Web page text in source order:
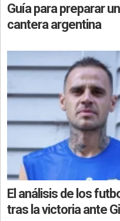
Guía para preparar
cantera argentina
El análisis de los
tras la victoria ante